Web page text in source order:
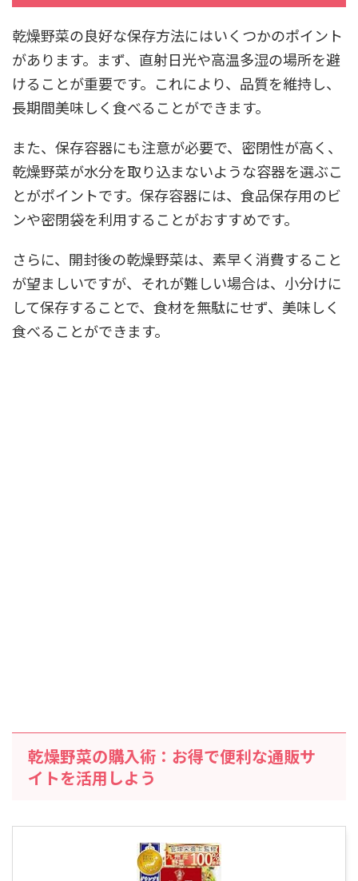
乾燥野菜の良好な保存方法にはいくつかのポイント
があります。まず、直射日光や高温多湿の場所を避
けることが重要です。これにより、品質を維持し、
長期間美味しく食べることができます。
また、保存容器にも注意が必要で、密閉性が高く、
乾燥野菜が水分を取り込まないような容器を選ぶこ
とがポイントです。保存容器には、食品保存用のビ
ンや密閉袋を利用することがおすすめです。
さらに、開封後の乾燥野菜は、素早く消費すること
が望ましいですが、それが難しい場合は、小分けに
して保存することで、食材を無駄にせず、美味しく
食べることができます。
乾燥野菜の購入術：お得で便利な通販サ
イトを活用しよう